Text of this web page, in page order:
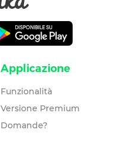
Applicazione
Funzionalità
Versione Premium
Domande?